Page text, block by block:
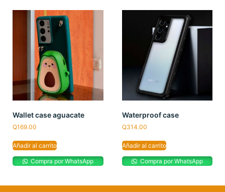
Wallet case aguacate
Q169.00
Añadir al carrito
Compra por WhatsApp
Waterproof case
Q314.00
Añadir al carrito
Compra por WhatsApp